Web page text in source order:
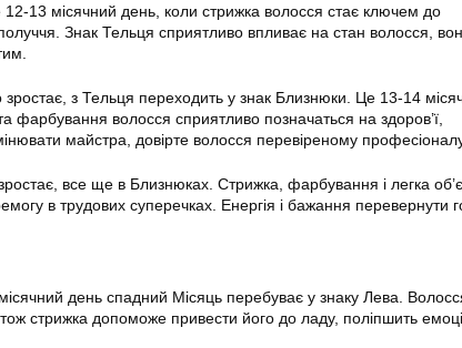
12-13 місячний день, коли стрижка волосся стає ключем до
Знак Тельця сприятливо впливає на стан волосся,
з Тельця переходить у знак Близнюки. Це 13-14
фарбування волосся сприятливо позначаться на здоров’ї,
майстра, довірте волосся перевіреному
все ще в Близнюках. Стрижка, фарбування і легка
в трудових суперечках. Енергія і бажання перевернути
день спадний Місяць перебуває у знаку Лева.
стрижка допоможе привести його до ладу, поліпшить